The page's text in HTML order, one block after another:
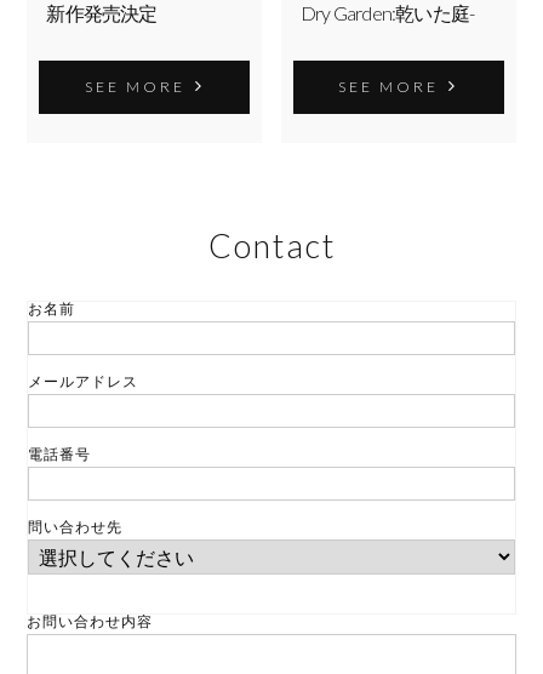
新作発売決定
SEE MORE
Dry Garden:乾いた庭-
SEE MORE
Contact
お名前
メールアドレス
電話番号
問い合わせ先
お問い合わせ内容